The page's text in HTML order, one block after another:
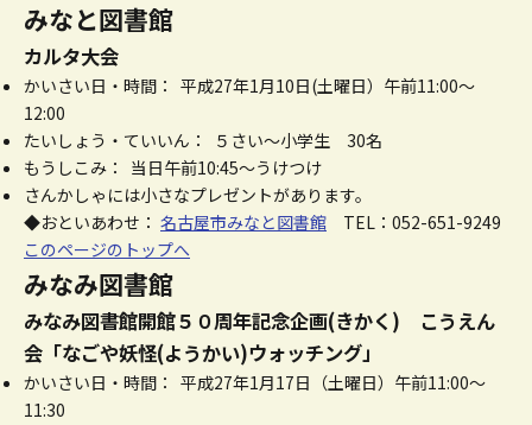
みなと図書館
カルタ大会
かいさい日・時間： 平成27年1月10日(土曜日）午前11:00～
12:00
たいしょう・ていいん： ５さい～小学生 30名
もうしこみ： 当日午前10:45～うけつけ
さんかしゃには小さなプレゼントがあります。
◆おといあわせ： 名古屋市みなと図書館 TEL：052-651-9249
このページのトップへ
みなみ図書館
みなみ図書館開館５０周年記念企画(きかく) こうえん
会「なごや妖怪(ようかい)ウォッチング」
かいさい日・時間： 平成27年1月17日（土曜日）午前11:00～
11:30